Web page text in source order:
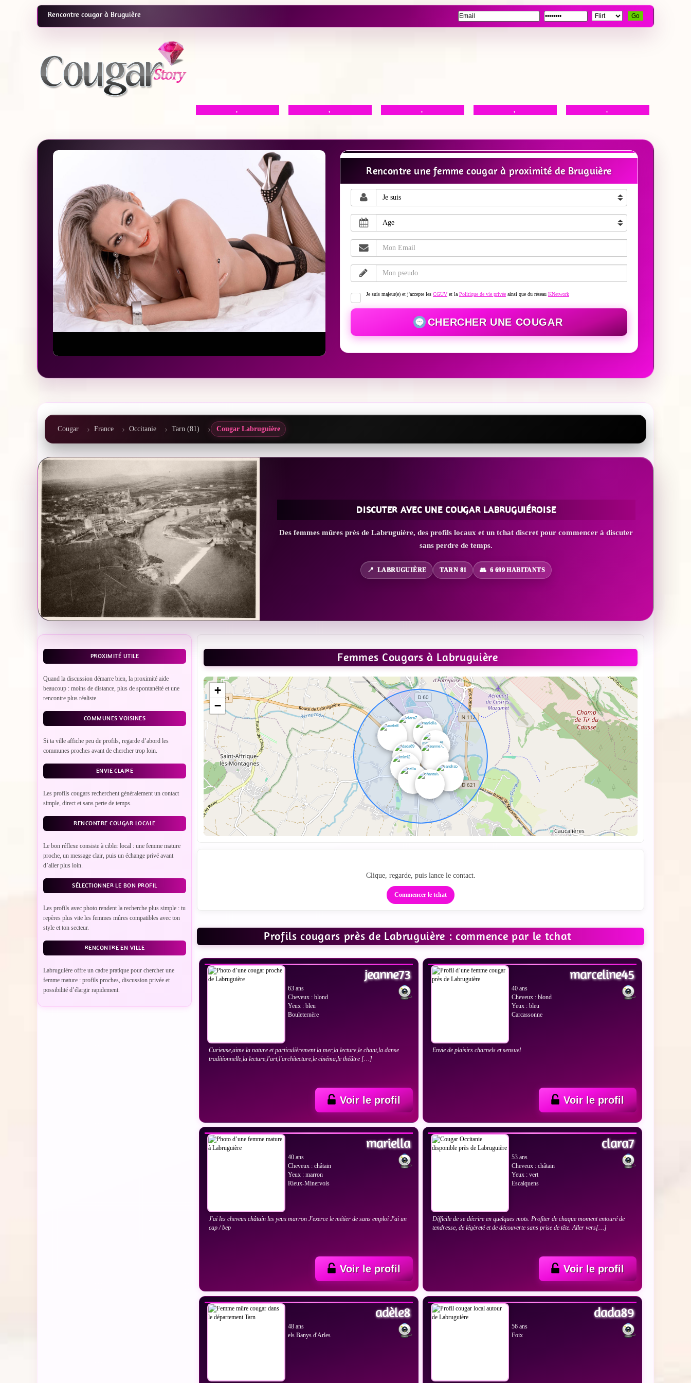
Rencontre cougar à Bruguière Go
, , , , ,
Rencontre une femme cougar à proximité de Bruguière
Je suis majeur(e) et j'accepte les CGUV et la Politique de vie privée ainsi que du réseau KNetwork
CHERCHER UNE COUGAR
Cougar France Occitanie Tarn (81) Cougar Labruguière
DISCUTER AVEC UNE COUGAR LABRUGUIÉROISE
Des femmes mûres près de Labruguière, des profils locaux et un tchat discret pour commencer à discuter
sans perdre de temps.
LABRUGUIÈRE TARN 81 6 699 HABITANTS
PROXIMITÉ UTILE
Quand la discussion démarre bien, la proximité aide
beaucoup : moins de distance, plus de spontanéité et une
rencontre plus réaliste.
COMMUNES VOISINES
Si ta ville affiche peu de profils, regarde d’abord les
communes proches avant de chercher trop loin.
ENVIE CLAIRE
Les profils cougars recherchent généralement un contact
simple, direct et sans perte de temps.
RENCONTRE COUGAR LOCALE
Le bon réflexe consiste à cibler local : une femme mature
proche, un message clair, puis un échange privé avant
d’aller plus loin.
SÉLECTIONNER LE BON PROFIL
Les profils avec photo rendent la recherche plus simple : tu
repères plus vite les femmes mûres compatibles avec ton
style et ton secteur.
RENCONTRE EN VILLE
Labruguière offre un cadre pratique pour chercher une
femme mature : profils proches, discussion privée et
possibilité d’élargir rapidement.
Femmes Cougars à Labruguière
+
−
Clique, regarde, puis lance le contact.
Commencer le tchat
Profils cougars près de Labruguière : commence par le tchat
VOIR LES PHOTOS
jeanne73
63 ans
Cheveux : blond
Yeux : bleu
Bouleternère
Curieuse,aime la nature et particulièrement la mer,la lecture,le chant,la danse
traditionnelle,la lecture,l'art,l'architecture,le cinéma,le théâtre […]
Voir le profil
VOIR LES PHOTOS
marceline45
40 ans
Cheveux : blond
Yeux : bleu
Carcassonne
Envie de plaisirs charnels et sensuel
Voir le profil
mariella
40 ans
Cheveux : châtain
Yeux : marron
Rieux-Minervois
J'ai les cheveux châtain les yeux marron J'exerce le métier de sans emploi J'ai un
cap / bep
Voir le profil
clara7
53 ans
Cheveux : châtain
Yeux : vert
Escalquens
Difficile de se décrire en quelques mots. Profiter de chaque moment entouré de
tendresse, de légèreté et de découverte sans prise de tête. Aller vers[…]
Voir le profil
adèle8
48 ans
els Banys d'Arles
dada89
56 ans
Foix